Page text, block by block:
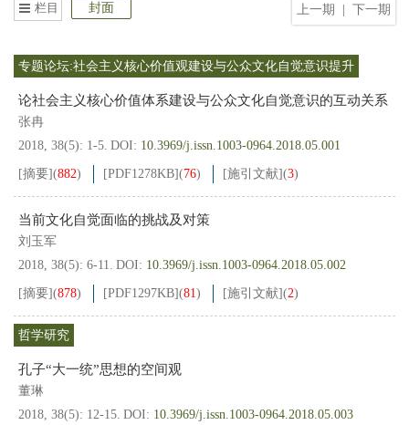
上一期 下一期
栏目 封面
专题论坛:社会主义核心价值观建设与公众文化自觉意识提升
论社会主义核心价值体系建设与公众文化自觉意识的互动关系
张冉
2018, 38(5): 1-5. DOI: 10.3969/j.issn.1003-0964.2018.05.001
[摘要](882) [PDF1278KB](76) [施引文献](3)
当前文化自觉面临的挑战及对策
刘玉军
2018, 38(5): 6-11. DOI: 10.3969/j.issn.1003-0964.2018.05.002
[摘要](878) [PDF1297KB](81) [施引文献](2)
哲学研究
孔子“大一统”思想的空间观
董琳
2018, 38(5): 12-15. DOI: 10.3969/j.issn.1003-0964.2018.05.003